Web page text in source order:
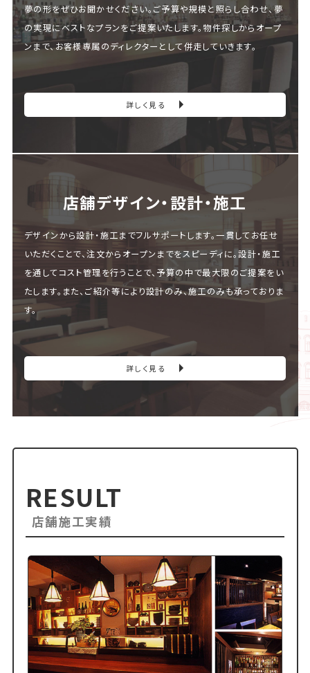
夢の形をぜひお聞かせください。ご予算や規模と照らし合わせ、夢
の実現にベストなプランをご提案いたします。物件探しからオープ
ンまで、お客様専属のディレクターとして併走していきます。
詳しく見る
店舗デザイン・設計・施⼯
デザインから設計・施工までフルサポートします。一貫してお任せ
いただくことで、注文からオープンまでをスピーディに。設計・施工
を通してコスト管理を行うことで、予算の中で最大限のご提案をい
たします。また、ご紹介等により設計のみ、施工のみも承っておりま
す。
詳しく見る
RESULT
店舗施工実績